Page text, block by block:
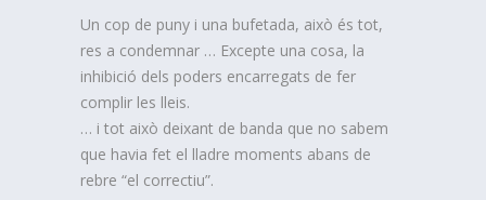
Un cop de puny i una bufetada, això és tot,
res a condemnar … Excepte una cosa, la
inhibició dels poders encarregats de fer
complir les lleis.
… i tot això deixant de banda que no sabem
que havia fet el lladre moments abans de
rebre “el correctiu”.